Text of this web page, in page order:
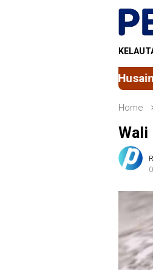
Skip
Lewa, Pejuang
Home
Wali